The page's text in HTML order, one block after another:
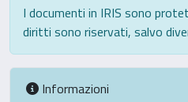
I documenti in IRIS sono
diritti sono riservati, salvo
Informazioni